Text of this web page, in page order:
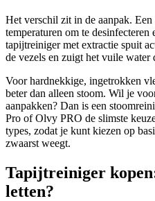
Het verschil zit in de aanpak.
temperaturen om te
tapijtreiniger met extractie spuit
de vezels en zuigt het vuile water
Voor hardnekkige, ingetrokken
beter dan alleen stoom. Wil je
aanpakken? Dan is een
Pro of Olvy PRO de slimste
types, zodat je kunt kiezen op
zwaarst weegt.
Tapijtreiniger
letten?